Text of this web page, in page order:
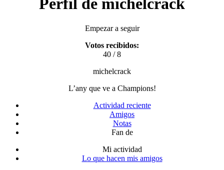
Perfil de michelcrack
Empezar a seguir
Votos recibidos:
40 / 8
michelcrack
L’any que ve a Champions!
Actividad reciente
Amigos
Notas
Fan de
Mi actividad
Lo que hacen mis amigos